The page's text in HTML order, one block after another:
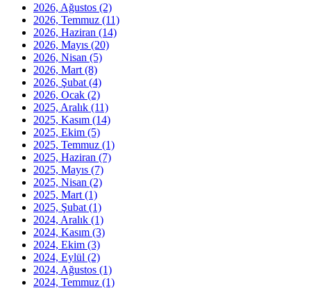
2026, Ağustos (2)
2026, Temmuz (11)
2026, Haziran (14)
2026, Mayıs (20)
2026, Nisan (5)
2026, Mart (8)
2026, Şubat (4)
2026, Ocak (2)
2025, Aralık (11)
2025, Kasım (14)
2025, Ekim (5)
2025, Temmuz (1)
2025, Haziran (7)
2025, Mayıs (7)
2025, Nisan (2)
2025, Mart (1)
2025, Şubat (1)
2024, Aralık (1)
2024, Kasım (3)
2024, Ekim (3)
2024, Eylül (2)
2024, Ağustos (1)
2024, Temmuz (1)